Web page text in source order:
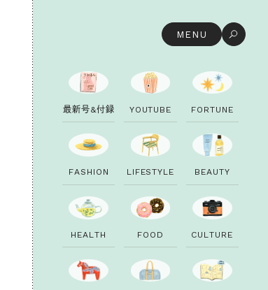
MENU
最新号&付録 YO UTU B E FO RTU N E
FAS H I O N LI FESTYLE B EAUTY
H EALTH FO O D CU LTU RE